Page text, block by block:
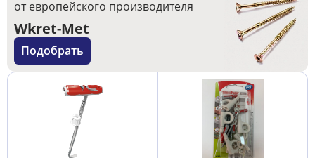
от европейского производителя
Wkret-Met
Подобрать